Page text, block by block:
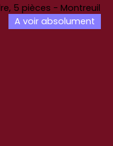
A voir absolument